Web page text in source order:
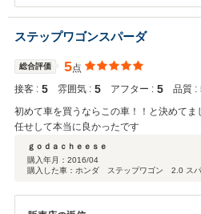
社員一同大変嬉しく思っております。
ださいね。 今後とも宜しくお願いいたし
ステップワゴンスパーダ
総合評価 5点
接客 : 5 雰囲気 : 5 アフター : 5 品質 :
初めて車を買うならこの車！！と決めて
任せして本当に良かったです
ｇｏｄａｃｈｅｅｓｅ
購入年月： 2016/04
購入した車：ホンダ ステップワゴン 2.0 ス